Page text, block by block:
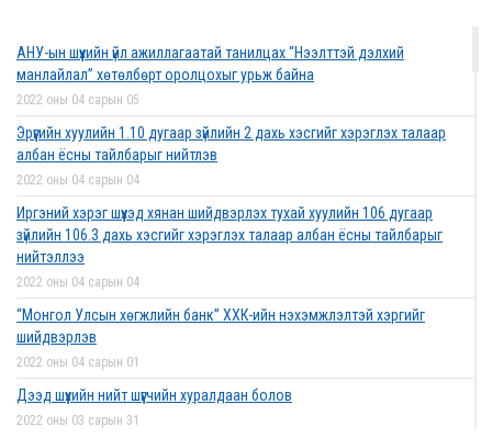
АНУ-ын шүүхийн үйл ажиллагаатай танилцах “Нээлттэй дэлхий
манлайлал” хөтөлбөрт оролцохыг урьж байна
2022 оны 04 сарын 05
Эрүүгийн хуулийн 1.10 дугаар зүйлийн 2 дахь хэсгийг хэрэглэх талаар
албан ёсны тайлбарыг нийтлэв
2022 оны 04 сарын 04
Иргэний хэрэг шүүхэд хянан шийдвэрлэх тухай хуулийн 106 дугаар
зүйлийн 106.3 дахь хэсгийг хэрэглэх талаар албан ёсны тайлбарыг
нийтэллээ
2022 оны 04 сарын 04
“Монгол Улсын хөгжлийн банк” ХХК-ийн нэхэмжлэлтэй хэргийг
шийдвэрлэв
2022 оны 04 сарын 01
Дээд шүүхийн нийт шүүгчийн хуралдаан болов
2022 оны 03 сарын 31